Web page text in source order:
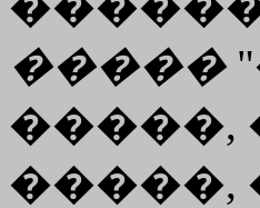
�����
�����,
�����,